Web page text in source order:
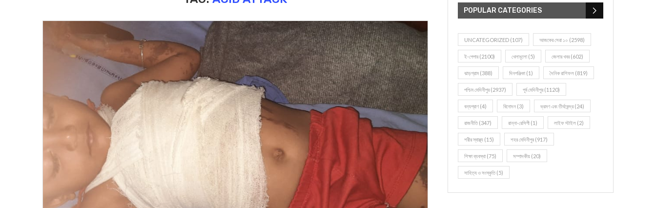
POPULAR CATEGORIES
UNCATEGORIZED (107) আজকের সেরা ১০ (2598)
ই-পেপার (2100) খেলাধূলো (5) জেলার খবর (602)
ঝাড়গ্রাম (388) দিনপঞ্জিকা (1) দৈনিক রাশিফল (819)
পশ্চিম মেদিনীপুর (2937) পূর্ব মেদিনীপুর (1120)
বন্যপ্রাণ (4) বিনোদন (3) ভ্রমণ এবং তীর্থকেন্দ্র (24)
রাজনীতি(347) রান্না-রেসিপী (1) লাইফ স্টাইল (2)
শরীর স্বাস্থ্য (15) শহর মেদিনীপুর (917)
শিক্ষা ব্যবস্থা (75) সম্পাদকীয় (20)
সাহিত্য ও সংস্কৃতি(5)